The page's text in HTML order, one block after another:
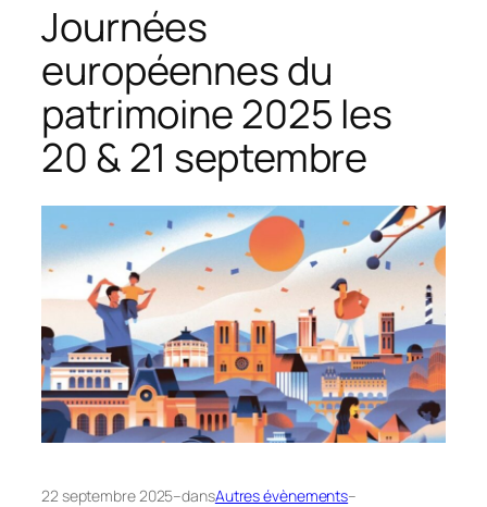
Journées
européennes du
patrimoine 2025 les
20 & 21 septembre
22 septembre 2025–dansAutres évènements–